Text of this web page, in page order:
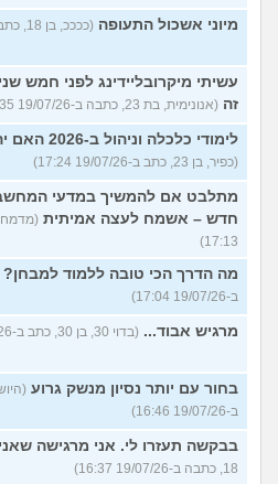
מיוני אשכול התעופה (ככככ, בן 18, כתב ב-20/07/26 16:00)
עשיתי מיקרובליידינג לפני חמש
זה (אנונימית, בת 23, כתבה ב-19/07/26 17:35)
לימודי כלכלה וניהול ב-2026 האם יהיה לי עתיד בזה?
(כפיר, בן 23, כתב ב-19/07/26 17:24)
מתלבט אם להמשיך במדעי
חדש – אשמח לעצה אמיתית
17:13)
מה הדרך הכי טובה ללמוד למבחן?
ב-19/07/26 17:04)
מרגיש אבוד... (בדוי 30, בן 30, כתב ב-19/07/26 16:55)
בחור עם יותר נסיון מנשק גרוע
ב-19/07/26 16:46)
בבקשה תעזרו לי. אני מרגישה
18, כתבה ב-19/07/26 16:37)